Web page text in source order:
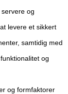
og
levere et sikkert
samtidig med
og
og formfaktorer